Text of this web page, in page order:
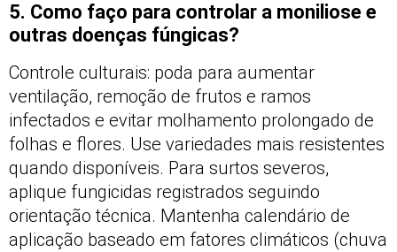
5. Como faço para controlar a moniliose e
outras doenças fúngicas?
Controle culturais: poda para aumentar
ventilação, remoção de frutos e ramos
infectados e evitar molhamento prolongado de
folhas e flores. Use variedades mais resistentes
quando disponíveis. Para surtos severos,
aplique fungicidas registrados seguindo
orientação técnica. Mantenha calendário de
aplicação baseado em fatores climáticos (chuva